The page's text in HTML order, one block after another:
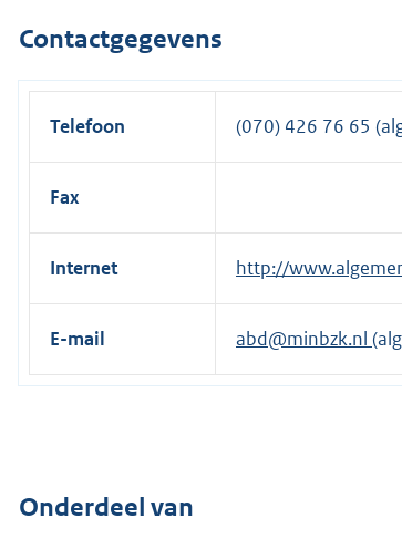
Contactgegevens
Telefoon (070) 426 76 65
Fax
Internet
E
x
r
http://
E-mail abd@minbzk.nl
Onderdeel van